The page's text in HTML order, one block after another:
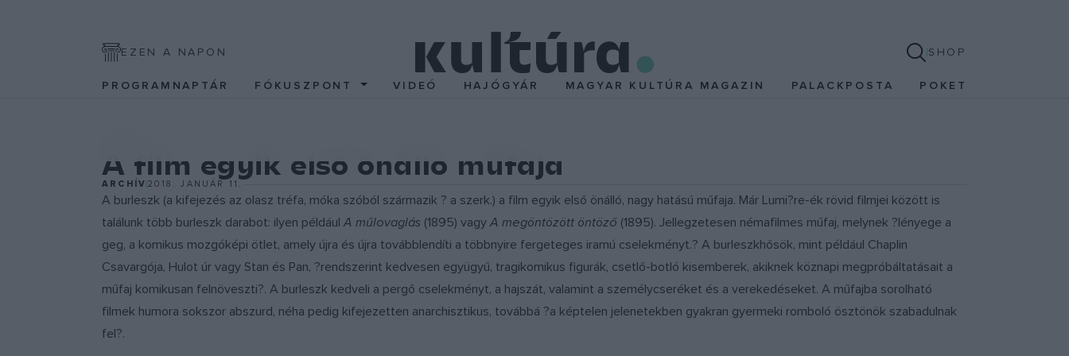
EZEN A NAPON SHOP
PROGRAMNAPTÁR FÓKUSZPONT VIDEÓ HAJÓGYÁR MAGYAR KULTÚRA MAGAZIN PALACKPOSTA POKET
A film egyik első önálló műfaja
ARCHÍV2018. JANUÁR 11.
A burleszk (a kifejezés az olasz tréfa, móka szóból származik ? a szerk.) a film egyik első önálló, nagy hatású műfaja. Már Lumi?re-ék rövid filmjei között is
találunk több burleszk darabot: ilyen példáulA műlovaglás (1895) vagyA megöntözött öntöző (1895). Jellegzetesen némafilmes műfaj, melynek ?lényege a
geg, a komikus mozgóképi ötlet, amely újra és újra továbblendíti a többnyire fergeteges iramú cselekményt.? A burleszkhősök, mint például Chaplin
Csavargója, Hulot úr vagy Stan és Pan, ?rendszerint kedvesen együgyű, tragikomikus figurák, csetlő-botló kisemberek, akiknek köznapi megpróbáltatásait a
műfaj komikusan felnöveszti?. A burleszk kedveli a pergő cselekményt, a hajszát, valamint a személycseréket és a verekedéseket. A műfajba sorolható
filmek humora sokszor abszurd, néha pedig kifejezetten anarchisztikus, továbbá ?a képtelen jelenetekben gyakran gyermeki romboló ösztönök szabadulnak
fel?.